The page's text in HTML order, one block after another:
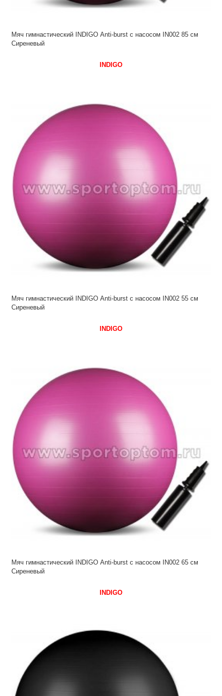
Мяч гимнастический INDIGO Anti-burst с насосом IN002 85 см
Сиреневый
INDIGO
Мяч гимнастический INDIGO Anti-burst с насосом IN002 55 см
Сиреневый
INDIGO
Мяч гимнастический INDIGO Anti-burst с насосом IN002 65 см
Сиреневый
INDIGO